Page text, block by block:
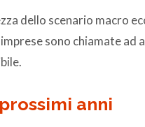
dello scenario macro
sono chiamate
anni